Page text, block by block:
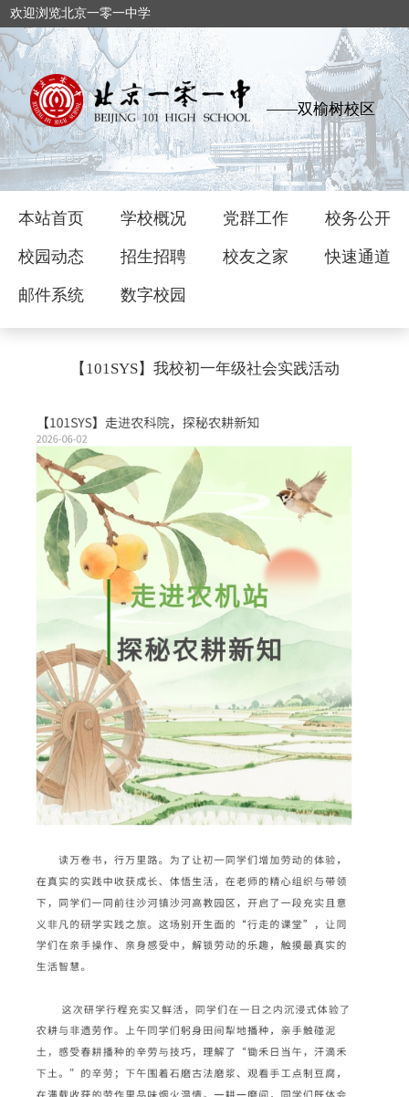
欢迎浏览北京一零一中学
——双榆树校区
本站首页 学校概况 党群工作 校务公开
校园动态 招生招聘 校友之家 快速通道
邮件系统 数字校园
【101SYS】我校初一年级社会实践活动